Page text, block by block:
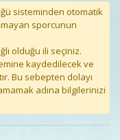
sisteminden otomatik
sporcunun
olduğu ili seçiniz.
kaydedilecek ve
Bu sebepten dolayı
adına bilgilerinizi